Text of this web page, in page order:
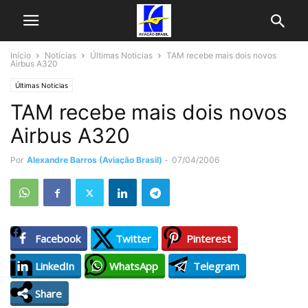
Início Notícias Últimas Noticias
TAM recebe mais dois novos
Airbus A320
Últimas Noticias
TAM recebe mais dois novos
Airbus A320
Por Alexandre Barros (Aviação Brasil) - 07/04/2006
Facebook Twitter
Pinterest
LinkedIn
WhatsApp
Telegram
Share